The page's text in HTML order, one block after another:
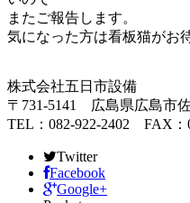
またご報告します。
気になった方は看板猫がお
株式会社五日市設備
〒731-5141 広島県広島市
TEL：082-922-2402 FAX：
Twitter
Facebook
Google+